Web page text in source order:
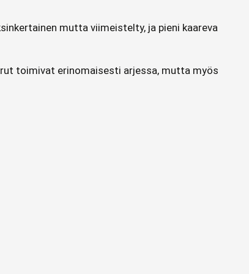
mutta viimeistelty, ja pieni kaareva
toimivat erinomaisesti arjessa, mutta myös